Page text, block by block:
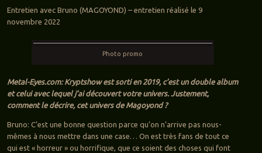
Entretien avec Bruno (MAGOYOND) – entretien réalisé le 9
novembre 2022
Photo promo
Metal-Eyes.com: Kryptshow est sorti en 2019, c’est un double album
et celui avec lequel j’ai découvert votre univers. Justement,
comment le décrire, cet univers de Magoyond ?
Bruno: C’est une bonne question parce qu’on n’arrive pas nous-
mêmes à nous mettre dans une case… On est très fans de tout ce
qui est « horreur » ou horrifique, que ce soient des choses qui font